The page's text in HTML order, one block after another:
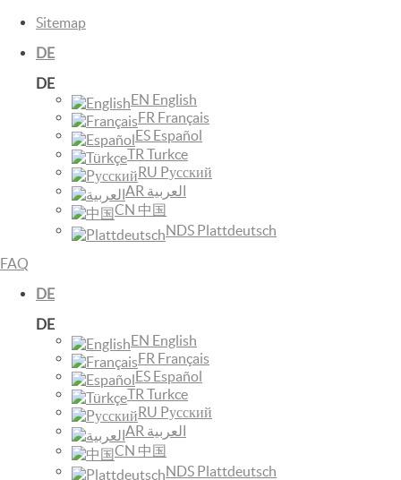
Sitemap
DE
DE
EN English
FR Français
ES Español
TR Turkce
RU Pусский
AR العربية
CN 中国
NDS Plattdeutsch
FAQ
DE
DE
EN English
FR Français
ES Español
TR Turkce
RU Pусский
AR العربية
CN 中国
NDS Plattdeutsch